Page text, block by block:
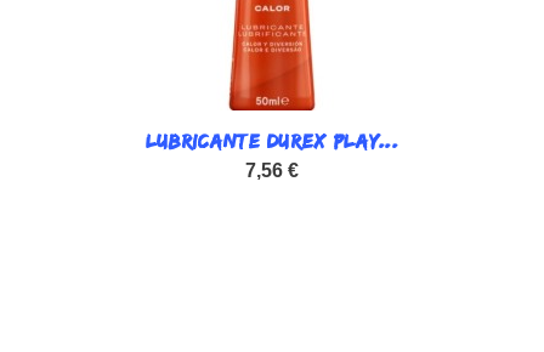
LUBRICANTE DUREX PLAY...
7,56 €